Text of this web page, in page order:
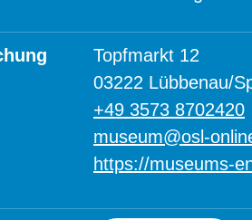
Topfmarkt 12
03222 Lübbenau/
+49 3573 8702420
museum@osl-
https://museums-